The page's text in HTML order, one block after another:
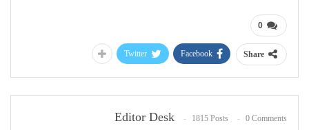
0
Share
Facebook
Twitter
Editor Desk 1815 Posts 0 Comments